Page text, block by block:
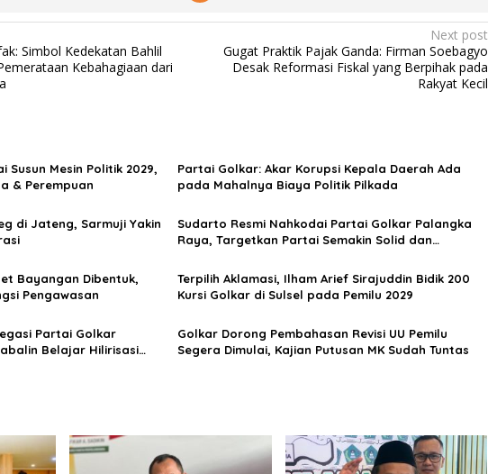
Simbol Kedekatan Bahlil
Kebahagiaan dari
Next post
Gugat Praktik Pajak Ganda: Firman Soebagyo
Desak Reformasi Fiskal yang Berpihak pada
Rakyat Kecil
Mesin Politik 2029,
& Perempuan
Partai Golkar: Akar Korupsi Kepala Daerah Ada
pada Mahalnya Biaya Politik Pilkada
di Jateng, Sarmuji Yakin
Sudarto Resmi Nahkodai Partai Golkar Palangka
Raya, Targetkan Partai Semakin Solid dan
Bayangan Dibentuk,
Pengawasan
Terpilih Aklamasi, Ilham Arief Sirajuddin Bidik 200
Kursi Golkar di Sulsel pada Pemilu 2029
Partai Golkar
Belajar Hilirisasi
Golkar Dorong Pembahasan Revisi UU Pemilu
Segera Dimulai, Kajian Putusan MK Sudah Tuntas